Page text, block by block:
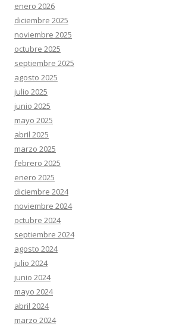
enero 2026
diciembre 2025
noviembre 2025
octubre 2025
septiembre 2025
agosto 2025
julio 2025
junio 2025
mayo 2025
abril 2025
marzo 2025
febrero 2025
enero 2025
diciembre 2024
noviembre 2024
octubre 2024
septiembre 2024
agosto 2024
julio 2024
junio 2024
mayo 2024
abril 2024
marzo 2024